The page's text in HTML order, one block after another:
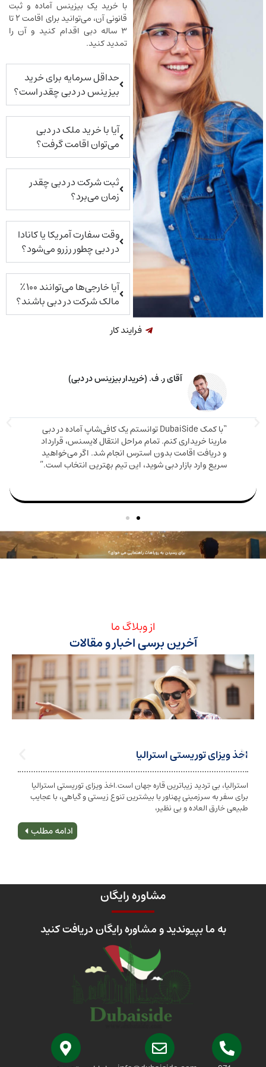
با خرید یک بیزینس آماده و ثبت
قانونی آن، می‌توانید برای اقامت ۲ تا
۳ ساله دبی اقدام کنید و آن را
تمدید کنید.
حداقل سرمایه برای خرید
بیزینس در دبی چقدر است؟
آیا با خرید ملک در دبی
می‌توان اقامت گرفت؟
ثبت شرکت در دبی چقدر
زمان می‌برد؟
وقت سفارت آمریکا یا کانادا
در دبی چطور رزرو می‌شود؟
آیا خارجی‌ها می‌توانند ۱۰۰٪
مالک شرکت در دبی باشند؟
آقای ر. ف. (خریدار بیزینس در دبی)
“با کمک DubaiSide توانستم یک کافی‌شاپ آماده در دبی
خریداری کنم. تمام مراحل انتقال لایسنس، قرارداد
اقامت بدون استرس انجام شد. اگر می‌خواهید
وارد بازار دبی شوید، این تیم بهترین انتخاب است.”
آخرین برسی اخبار و مقالات
توریستی استرالیا
تردید زیباترین قاره جهان است.اخذ ویزای توریستی استرالیا
سرزمینی پهناور با بیشترین تنوع زیستی و گیاهی، با عجایب
العاده و بی نظیر،
تابعیت و اخذ
شخص به دولت
مشاوره رایگان
بپیوندید و مشاوره رایگان دریافت کنید